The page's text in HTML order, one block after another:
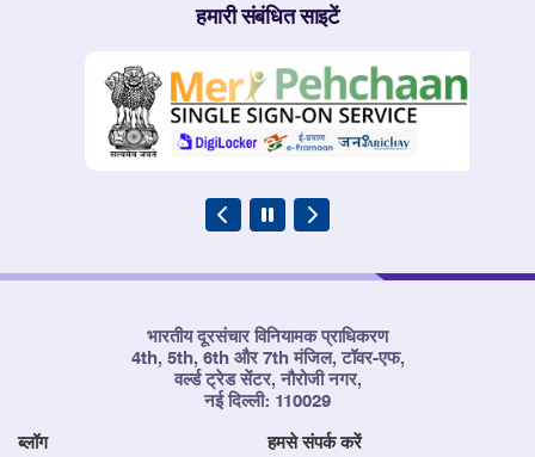
हमारी संबंधित साइटें
भारतीय दूरसंचार विनियामक प्राधिकरण
4th, 5th, 6th और 7th मंजिल, टॉवर-एफ,
वर्ल्ड ट्रेड सेंटर, नौरोजी नगर,
नई दिल्ली: 110029
ब्लॉग हमसे संपर्क करें